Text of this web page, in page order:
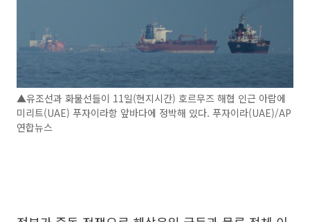
▲유조선과 화물선들이 11일(현지시간) 호르무즈 해협 인근 아랍에
미리트(UAE) 푸자이라항 앞바다에 정박해 있다. 푸자이라(UAE)/AP
연합뉴스